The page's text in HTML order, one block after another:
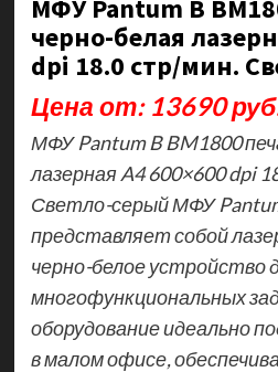
МФУ Pantum B
черно-белая
dpi 18.0 стр/мин.
Цена от: 13690
МФУ Pantum B BM1800
лазерная A4 600×600 dpi
Светло-серый МФУ
представляет собой
черно-белое устройство
многофункциональных
оборудование идеально
в малом офисе,